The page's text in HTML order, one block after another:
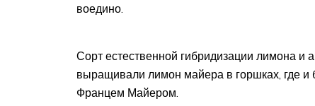
воедино.
Сорт естественной гибридизации лимона
выращивали лимон майера в горшках, где
Францем Майером.